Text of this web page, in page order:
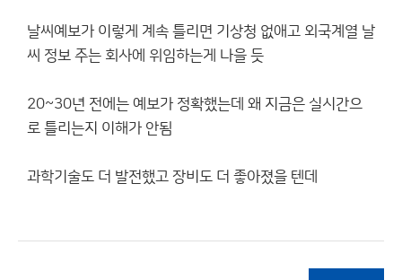
날씨예보가 이렇게 계속 틀리면 기상청 없애고 외국계열 날
씨 정보 주는 회사에 위임하는게 나을 듯
20~30년 전에는 예보가 정확했는데 왜 지금은 실시간으
로 틀리는지 이해가 안됨
과학기술도 더 발전했고 장비도 더 좋아졌을 텐데